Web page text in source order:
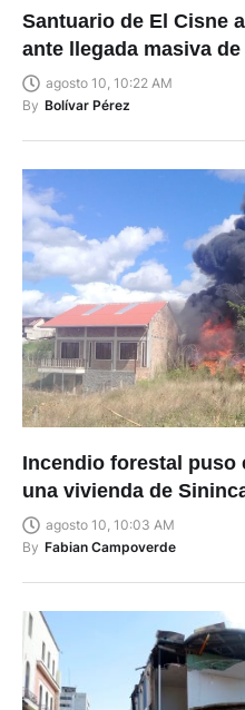
Santuario de El Cisne
ante llegada masiva
agosto 10, 10:22 AM
By Bolívar Pérez
Incendio forestal puso
una vivienda de
agosto 10, 10:03 AM
By Fabian Campoverde